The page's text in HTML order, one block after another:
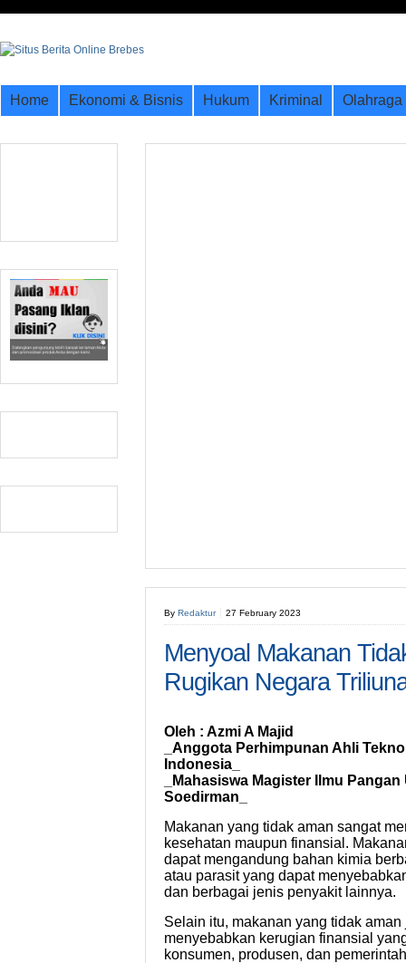
Home Ekonomi & Bisnis Hukum Kriminal Olahraga
By Redaktur 27 February 2023
Menyoal Makanan
Rugikan Negara
Oleh : Azmi A Majid
_Anggota Perhimpunan Ahli
Indonesia_
_Mahasiswa Magister Ilmu
Soedirman_
Makanan yang tidak aman sangat
kesehatan maupun finansial.
dapat mengandung bahan kimia
atau parasit yang dapat
dan berbagai jenis penyakit lainnya.
Selain itu, makanan yang tidak aman
menyebabkan kerugian finansial
konsumen, produsen, dan